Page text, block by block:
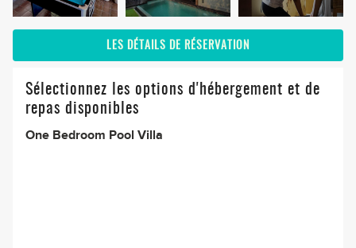
LES DÉTAILS DE RÉSERVATION
Sélectionnez les options d'hébergement et de
repas disponibles
One Bedroom Pool Villa